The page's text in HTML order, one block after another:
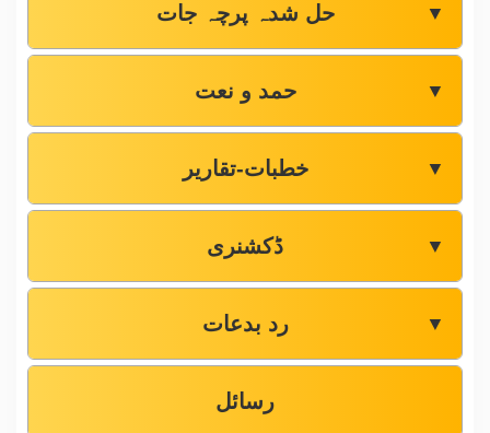
حل شدہ پرچہ جات ▼
حمد و نعت ▼
خطبات-تقاریر ▼
ڈکشنری ▼
رد بدعات ▼
رسائل